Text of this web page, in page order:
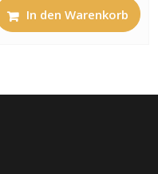
In den Warenkorb